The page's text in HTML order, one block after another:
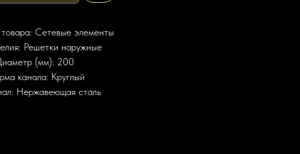
товара: Сетевые элементы
Решетки наружные
(мм): 200
канала: Круглый
Нержавеющая сталь